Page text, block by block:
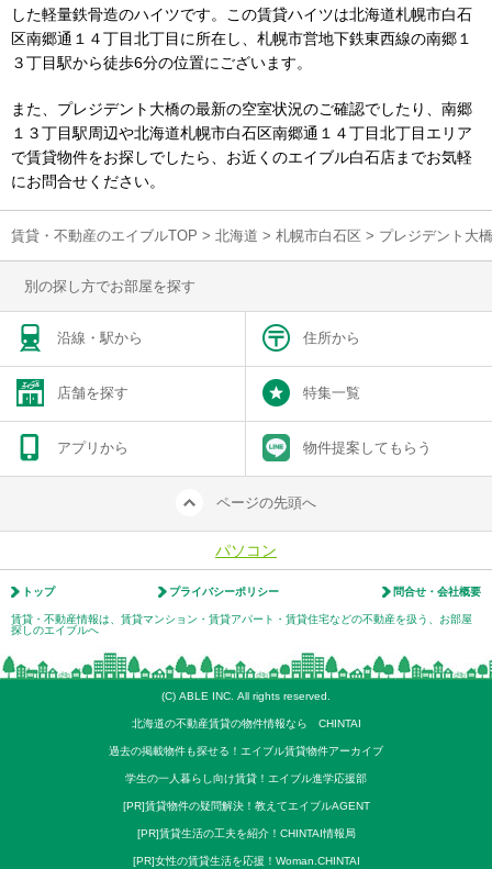
した軽量鉄骨造のハイツです。この賃貸ハイツは北海道札幌市白石
区南郷通１４丁目北丁目に所在し、札幌市営地下鉄東西線の南郷１
３丁目駅から徒歩6分の位置にございます。
また、プレジデント大橋の最新の空室状況のご確認でしたり、南郷
１３丁目駅周辺や北海道札幌市白石区南郷通１４丁目北丁目エリア
で賃貸物件をお探しでしたら、お近くのエイブル白石店までお気軽
にお問合せください。
賃貸・不動産のエイブルTOP > 北海道 > 札幌市白石区 > プレジデント大
別の探し方でお部屋を探す
沿線・駅から 住所から
店舗を探す 特集一覧
アプリから 物件提案してもらう
ページの先頭へ
パソコン
トップ プライバシーポリシー 問合せ・会社概要
賃貸・不動産情報は、賃貸マンション・賃貸アパート・賃貸住宅などの不動産を扱う、お部屋
探しのエイブルへ
(C) ABLE INC. All rights reserved.
北海道の不動産賃貸の物件情報なら CHINTAI
過去の掲載物件も探せる！エイブル賃貸物件アーカイブ
学生の一人暮らし向け賃貸！エイブル進学応援部
[PR]賃貸物件の疑問解決！教えてエイブルAGENT
[PR]賃貸生活の工夫を紹介！CHINTAI情報局
[PR]女性の賃貸生活を応援！Woman.CHINTAI